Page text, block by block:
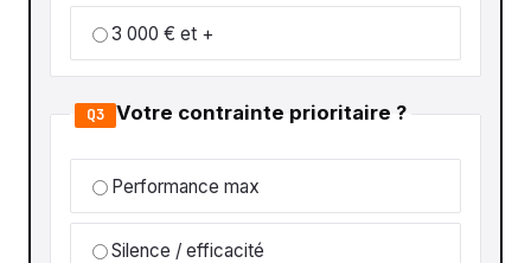
3 000 € et +
Q3 Votre contrainte prioritaire ?
Performance max
Silence / efficacité